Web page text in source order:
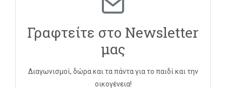
Γραφτείτε στο Newsletter
μας
Διαγωνισμοί, δώρα και τα πάντα για το παιδί και την
οικογένεια!